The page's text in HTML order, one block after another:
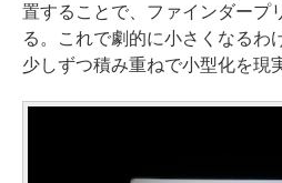
置することで、ファインダープ
る。これで劇的に小さくなるわ
少しずつ積み重ねで小型化を現